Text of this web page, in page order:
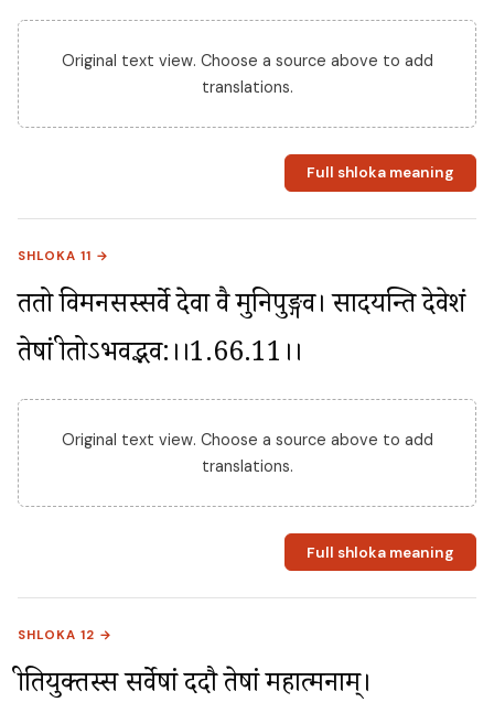
Original text view. Choose a source above to add
translations.
Full shloka meaning
SHLOKA 11 →
ततो विमनसस्सर्वे देवा वै मुनिपुङ्गव। प्रसादयन्ति देवेशं
तेषां प्रीतोऽभवद्भव:।।1.66.11।।
Original text view. Choose a source above to add
translations.
Full shloka meaning
SHLOKA 12 →
प्रीतियुक्तस्स सर्वेषां ददौ तेषां महात्मनाम्।